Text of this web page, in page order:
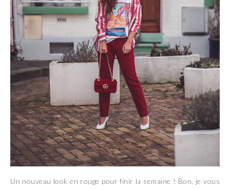
Un nouveau look en rouge pour finir la semaine ! Bon, je vous